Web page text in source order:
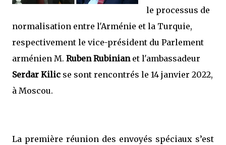
le processus de
normalisation entre l'Arménie et la Turquie,
respectivement le vice-président du Parlement
arménien M. Ruben Rubinianet l'ambassadeur
Serdar Kilic se sont rencontrés le 14 janvier 2022,
à Moscou.
La première réunion des envoyés spéciaux s’est